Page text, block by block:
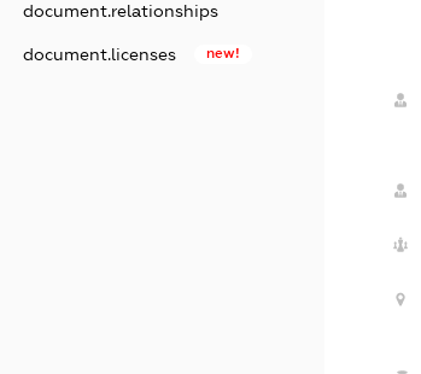
document.relationships
document.licenses new!